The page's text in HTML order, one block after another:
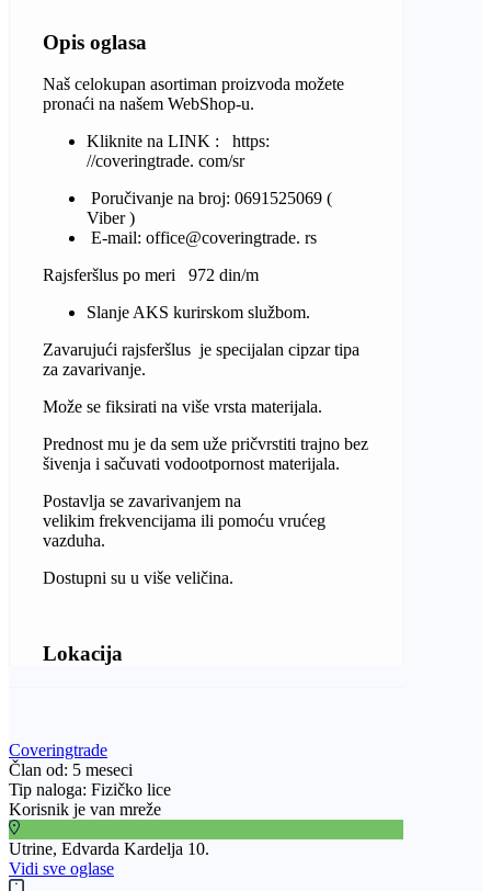
Opis oglasa
Naš celokupan asortiman proizvoda možete
pronaći na našem WebShop-u.
Kliknite na LINK : https:
//coveringtrade. com/sr
Poručivanje na broj: 0691525069 (
Viber )
E-mail: office@coveringtrade. rs
Rajsferšlus po meri 972 din/m
Slanje AKS kurirskom službom.
Zavarujući rajsferšlus je specijalan cipzar tipa
za zavarivanje.
Može se fiksirati na više vrsta materijala.
Prednost mu je da sem uže pričvrstiti trajno bez
šivenja i sačuvati vodootpornost materijala.
Postavlja se zavarivanjem na
velikim frekvencijama ili pomoću vrućeg
vazduha.
Dostupni su u više veličina.
Lokacija
Coveringtrade
Član od: 5 meseci
Tip naloga: Fizičko lice
Korisnik je van mreže
Utrine, Edvarda Kardelja 10.
Vidi sve oglase